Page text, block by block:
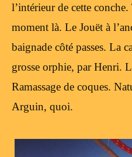
l’intérieur de cette
moment là. Le Jouët à
baignade côté passes. La
grosse orphie, par Henri.
Ramassage de coques.
Arguin, quoi.